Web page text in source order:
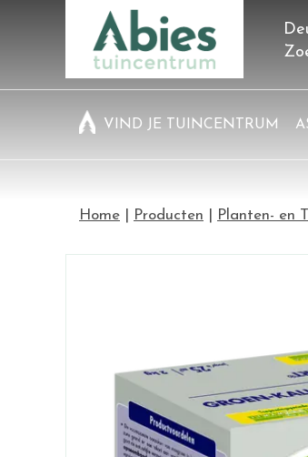
Home Producten Planten- en
VIND JE TUINCENTRUM